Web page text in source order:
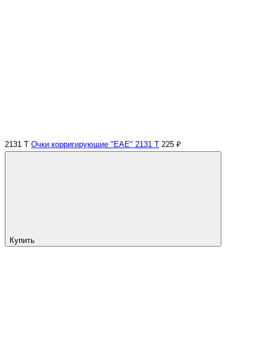
2131 Т Очки корригирующие "EAE" 2131 Т 225 ₽
Купить